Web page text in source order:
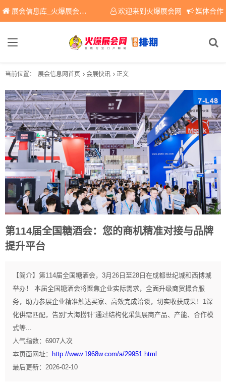
展会信息库_火爆展会网免费展会信息查询平台，提供专业会展服务！ 欢迎来到火爆展会网 媒体合作
当前位置： 展会信息网首页 会展快讯 正文
第114届全国糖酒会：您的商机精准对接与品牌
提升平台
【简介】 第114届全国糖酒会，3月26日至28日在成都世纪城和西博城
举办！ 本届全国糖酒会将聚焦企业实际需求，全面升级商贸撮合服
务，助力参展企业精准触达买家、高效完成洽谈，切实收获成果！1深
化供需匹配，告别“大海捞针”通过结构化采集展商产品、产能、合作模
式等...
人气指数： 6907人次
本页面网址：
http://www.1968w.com/a/29951.html
最后更新： 2026-02-10